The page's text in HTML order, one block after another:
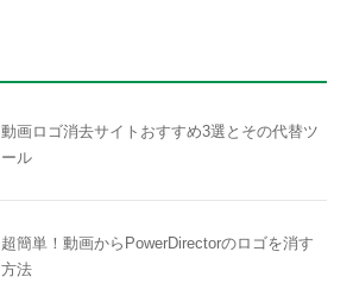
動画ロゴ消去サイトおすすめ3選とその代替ツ
ール
超簡単！動画からPowerDirectorのロゴを消す
方法